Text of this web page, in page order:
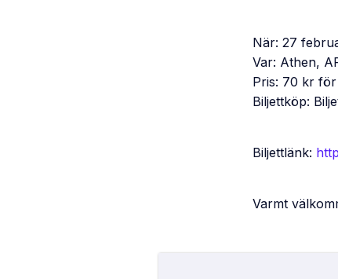
När: 27
Var: Athen,
Pris: 70 kr
Biljettköp:
Biljettlänk:
Varmt